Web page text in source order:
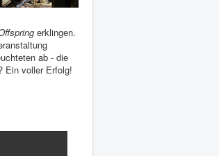
erklingen.
ab - die
Ein voller Erfolg!